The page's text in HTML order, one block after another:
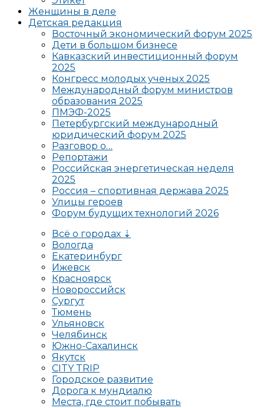
Женщины в деле
Детская редакция
Восточный экономический форум 2025
Дети в большом бизнесе
Кавказский инвестиционный форум
2025
Конгресс молодых ученых 2025
Международный форум министров
образования 2025
ПМЭФ-2025
Петербургский международный
юридический форум 2025
Разговор о…
Репортажи
Российская энергетическая неделя
2025
Россия – спортивная держава 2025
Улицы героев
Форум будущих технологий 2026
Всё о городах ⇣
Вологда
Екатеринбург
Ижевск
Красноярск
Новороссийск
Сургут
Тюмень
Ульяновск
Челябинск
Южно-Сахалинск
Якутск
CITY TRIP
Городское развитие
Дорога к мундиалю
Места, где стоит побывать